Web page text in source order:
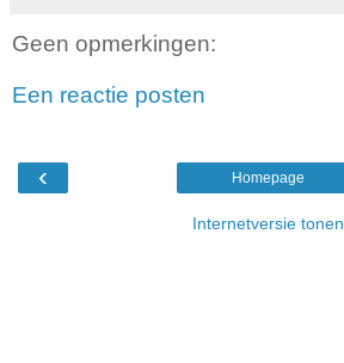
Geen opmerkingen:
Een reactie posten
‹ Homepage
Internetversie tonen